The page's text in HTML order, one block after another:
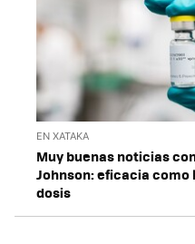
EN XATAKA
Muy buenas noticias
Johnson: eficacia como
dosis